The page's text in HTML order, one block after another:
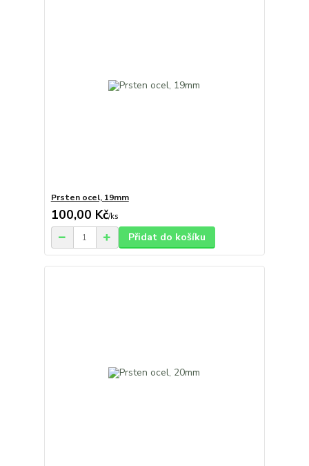
Prsten ocel, 19mm
100,00 Kč/ks
Přidat do košíku